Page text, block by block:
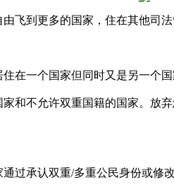
飞到更多的国家，住在其他司
在一个国家但同时又是另一个
和不允许双重国籍的国家。
过承认双重/多重公民身份或